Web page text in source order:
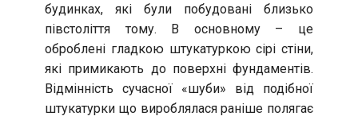
будинках, які були побудовані близько
півстоліття тому. В основному – це
оброблені гладкою штукатуркою сірі стіни,
які примикають до поверхні фундаментів.
Відмінність сучасної «шуби» від подібної
штукатурки що вироблялася раніше полягає